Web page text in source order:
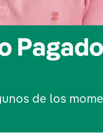
de los